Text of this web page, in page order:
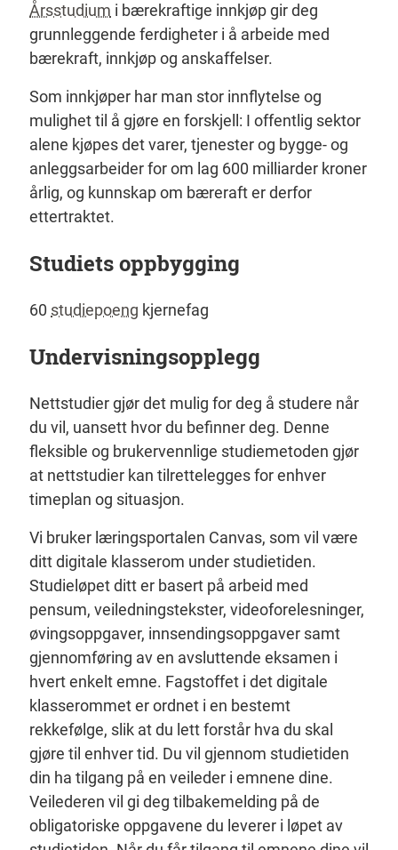
Årsstudium i bærekraftige innkjøp gir deg
grunnleggende ferdigheter i å arbeide med
bærekraft, innkjøp og anskaffelser.
Som innkjøper har man stor innflytelse og
mulighet til å gjøre en forskjell: I offentlig sektor
alene kjøpes det varer, tjenester og bygge- og
anleggsarbeider for om lag 600 milliarder kroner
årlig, og kunnskap om bæreraft er derfor
ettertraktet.
Studiets oppbygging
60 studiepoeng kjernefag
Undervisningsopplegg
Nettstudier gjør det mulig for deg å studere når
du vil, uansett hvor du befinner deg. Denne
fleksible og brukervennlige studiemetoden gjør
at nettstudier kan tilrettelegges for enhver
timeplan og situasjon.
Vi bruker læringsportalen Canvas, som vil være
ditt digitale klasserom under studietiden.
Studieløpet ditt er basert på arbeid med
pensum, veiledningstekster, videoforelesninger,
øvingsoppgaver, innsendingsoppgaver samt
gjennomføring av en avsluttende eksamen i
hvert enkelt emne. Fagstoffet i det digitale
klasserommet er ordnet i en bestemt
rekkefølge, slik at du lett forstår hva du skal
gjøre til enhver tid. Du vil gjennom studietiden
din ha tilgang på en veileder i emnene dine.
Veilederen vil gi deg tilbakemelding på de
obligatoriske oppgavene du leverer i løpet av